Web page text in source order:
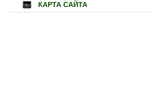
КАРТА САЙТА